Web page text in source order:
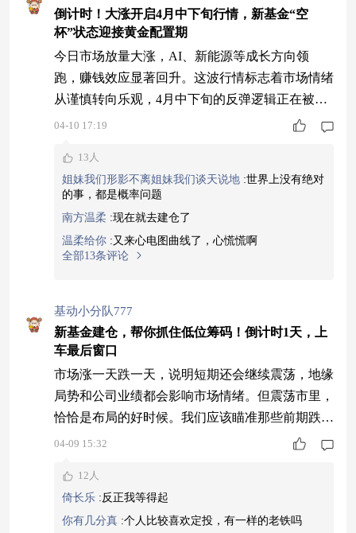
倒计时！大涨开启4月中下旬行情，新基金“空
杯”状态迎接黄金配置期
今日市场放量大涨，AI、新能源等成长方向领
跑，赚钱效应显著回升。这波行情标志着市场情绪
从谨慎转向乐观，4月中下旬的反弹逻辑正在被市
场验证。对于新基金而言，这是“天时地利”的建仓
与这一预期高度吻合，新基金目前正处于从容布局
阶段，能够以更优成本在低位收集筹码，等到市场
04-10 17:19
13人
姐妹我们形影不离姐妹我们谈天说地 :世界上没有绝对
的事，都是概率问题
南方温柔 :现在就去建仓了
温柔给你 : 又来心电图曲线了，心慌慌啊
全部13条评论
基动小分队777
新基金建仓，帮你抓住低位筹码！倒计时1天，上
车最后窗口
市场涨一天跌一天，说明短期还会继续震荡，地缘
局势和公司业绩都会影响市场情绪。但震荡市里，
恰恰是布局的好时候。我们应该瞄准那些前期跌得
多、估值已经比较便宜的方向，这类资产拿着更踏
李博擅长GARP策略，就是在合理估值下找成长机
会，现在这个市场环境特别适合他发挥。新基金现
在发，时机选得好。老基金持仓成本高，涨起来也
04-09 15:32
12人
倚长乐 :反正我等得起
你有几分真 :个人比较喜欢定投，有一样的老铁吗